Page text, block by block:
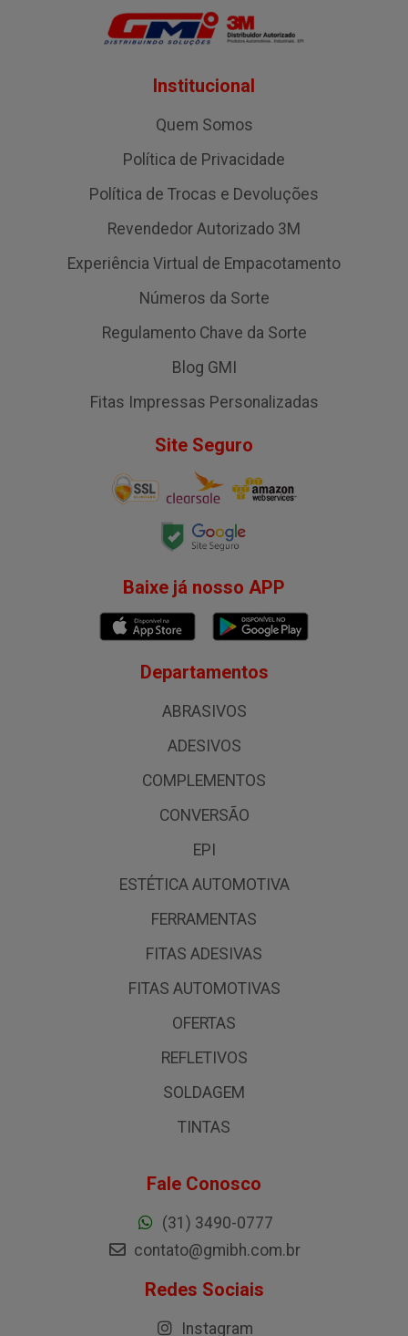
Institucional
Quem Somos
Política de Privacidade
Política de Trocas e Devoluções
Revendedor Autorizado 3M
Experiência Virtual de Empacotamento
Números da Sorte
Regulamento Chave da Sorte
Blog GMI
Fitas Impressas Personalizadas
Site Seguro
Baixe já nosso APP
Departamentos
ABRASIVOS
ADESIVOS
COMPLEMENTOS
CONVERSÃO
EPI
ESTÉTICA AUTOMOTIVA
FERRAMENTAS
FITAS ADESIVAS
FITAS AUTOMOTIVAS
OFERTAS
REFLETIVOS
SOLDAGEM
TINTAS
Fale Conosco
(31) 3490-0777
contato@gmibh.com.br
Redes Sociais
Instagram